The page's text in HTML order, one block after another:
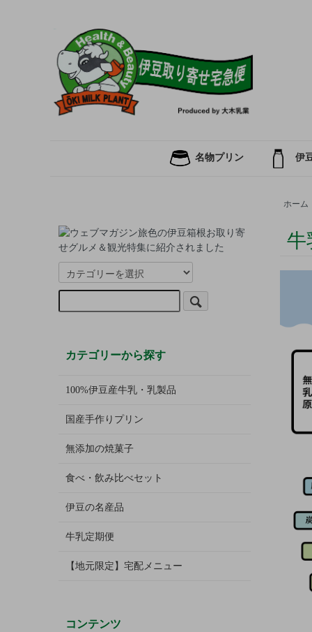
名物プリン 伊
ホーム
牛
カテゴリーから探す
100%伊豆産牛乳・乳製品
国産手作りプリン
無添加の焼菓子
食べ・飲み比べセット
伊豆の名産品
牛乳定期便
【地元限定】宅配メニュー
コンテンツ